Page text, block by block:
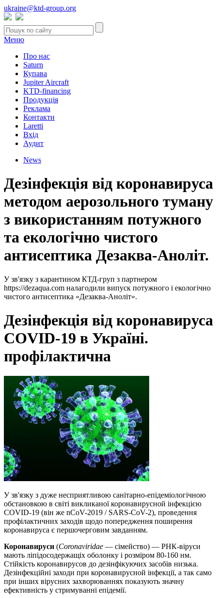
ukraine@ktd-group.org
Меню
Про нас
Saturn
Купава
Jupiter Aircraft
KTD-financing
Продукція
Реклама
Контакти
Laretti
Вхід
Аудит
News
Дезінфекція від коронавируса
методом аерозольного туману
з використанням потужного
та екологічно чистого
антисептика Дезаква-Аноліт.
У зв'язку з карантином КТД-груп з партнером
https://dezaqua.com налагодили випуск потужного і екологічно
чистого антисептика «Дезаква-Аноліт».
Дезінфекція від коронавируса
COVID-19 в Україні.
профілактична
У зв'язку з дуже несприятливою санітарно-епідеміологічною
обстановкою в світі викликаної коронавирусной інфекцією
COVID-19 (він же nCoV-2019 / SARS-CoV-2), проведення
профілактичних заходів щодо попередження поширення
коронавируса є першочерговим завданням.
Коронавируси (Coronaviridae — сімейство) — РНК-віруси
мають ліпідосодержащіх оболонку і розміром 80-160 нм.
Стійкість коронавирусов до дезінфікуючих засобів низька.
Дезінфекційні заходи при коронавирусной інфекції, а так само
при інших вірусних захворюваннях показують значну
ефективність у стримуванні епідемії.